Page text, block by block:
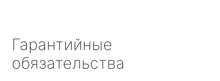
Гарантийные
обязательства